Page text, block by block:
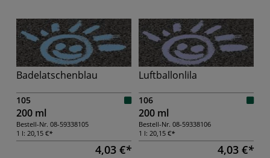
Badelatschenblau
105
200 ml
Bestell-Nr. 08-59338105
1 l: 20,15 €
4,03 €
Luftballonlila
106
200 ml
Bestell-Nr. 08-59338106
1 l: 20,15 €
4,03 €